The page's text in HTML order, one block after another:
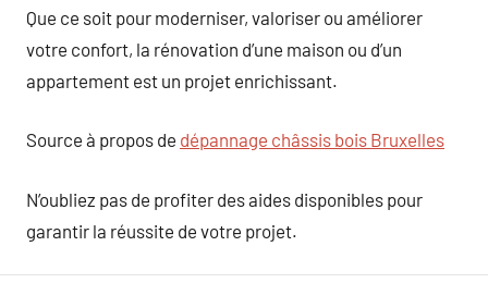
Que ce soit pour moderniser, valoriser ou améliorer
votre confort, la rénovation d’une maison ou d’un
appartement est un projet enrichissant.
Source à propos de dépannage châssis bois Bruxelles
N’oubliez pas de profiter des aides disponibles pour
garantir la réussite de votre projet.